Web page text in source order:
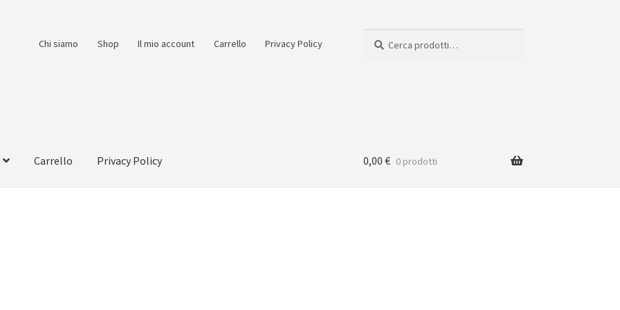
Chi siamo Shop Il mio account Carrello Privacy Policy
Carrello Privacy Policy 0,00 € 0 prodotti